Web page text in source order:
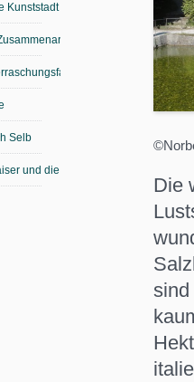
Die
sind
Jan Wellems
mit der VHS
Selb
und die Säulen ihrer Macht